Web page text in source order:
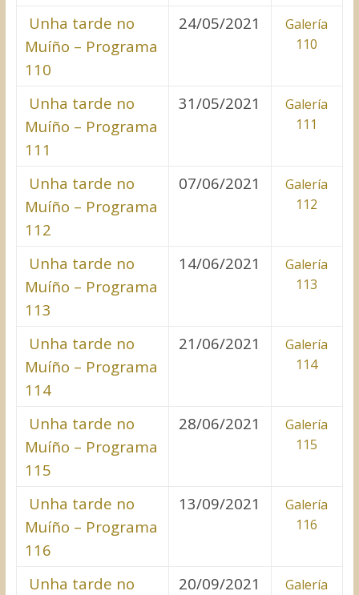
Unha tarde no
Muíño – Programa
1 1 0
24/05/2021
Galería
110
Unha tarde no
Muíño – Programa
111
31/05/2021
Galería
111
Unha tarde no
Muíño – Programa
112
07/06/2021
Galería
112
Unha tarde no
Muíño – Programa
113
14/06/2021
Galería
113
Unha tarde no
Muíño – Programa
114
21/06/2021
Galería
114
Unha tarde no
Muíño – Programa
115
28/06/2021
Galería
115
Unha tarde no
Muíño – Programa
116
13/09/2021
Galería
116
Unha tarde no
20/09/2021
Galería